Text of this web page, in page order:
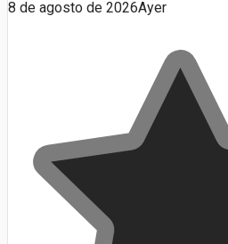
8 de agosto de 2026Ayer